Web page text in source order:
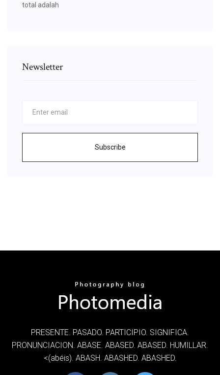
total adalah
Newsletter
Subscribe
PRESENTE. PASADO. PARTICIPIO. SIGNIFICA.
PRONUNCIACION. ABASE. ABASED. ABASED. HUMILLAR.
<(abéis). ABASH. ABASHED. ABASHED.